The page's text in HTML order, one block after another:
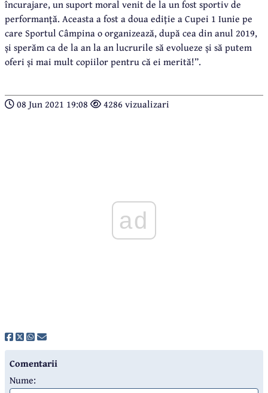
încurajare, un suport moral venit de la un fost sportiv de
performanță. Aceasta a fost a doua ediție a Cupei 1 Iunie pe
care Sportul Câmpina o organizează, după cea din anul 2019,
și sperăm ca de la an la an lucrurile să evolueze și să putem
oferi și mai mult copiilor pentru că ei merită!”.
08 Jun 2021 19:08 4286 vizualizari
ad
Comentarii
Nume: